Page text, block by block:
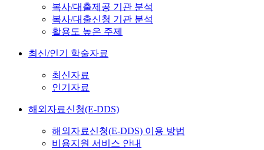
복사/대출제공 기관 분석
복사/대출신청 기관 분석
활용도 높은 주제
최신/인기 학술자료
최신자료
인기자료
해외자료신청(E-DDS)
해외자료신청(E-DDS) 이용 방법
비용지원 서비스 안내